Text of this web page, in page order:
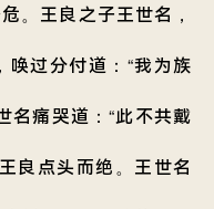
。王良之子王世名，
过分付道：“我为族
名痛哭道：“此不共戴
良点头而绝。王世名